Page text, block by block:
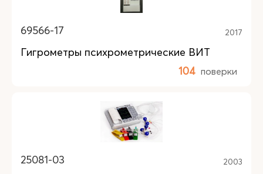
69566-17 2017
Гигрометры психрометрические ВИТ
104 поверки
25081-03 2003